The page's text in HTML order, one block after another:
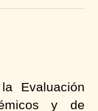
Evaluación
y de